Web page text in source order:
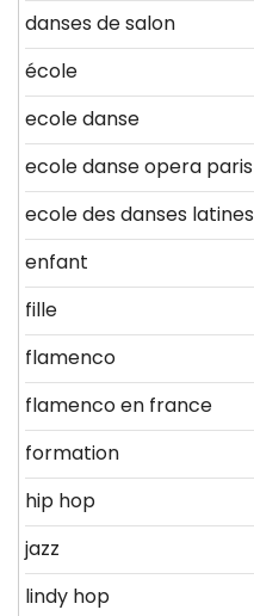
danses de salon
école
ecole danse
ecole danse opera paris
ecole des danses latines
enfant
fille
flamenco
flamenco en france
formation
hip hop
jazz
lindy hop